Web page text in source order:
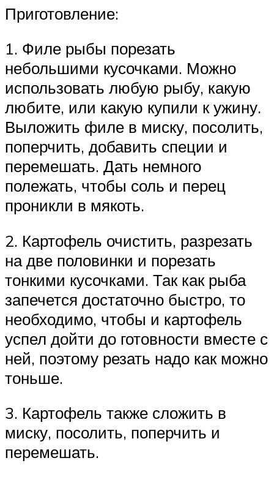
Приготовление:
1. Филе рыбы порезать
небольшими кусочками. Можно
использовать любую рыбу, какую
любите, или какую купили к ужину.
Выложить филе в миску, посолить,
поперчить, добавить специи и
перемешать. Дать немного
полежать, чтобы соль и перец
проникли в мякоть.
2. Картофель очистить, разрезать
на две половинки и порезать
тонкими кусочками. Так как рыба
запечется достаточно быстро, то
необходимо, чтобы и картофель
успел дойти до готовности вместе с
ней, поэтому резать надо как можно
тоньше.
3. Картофель также сложить в
миску, посолить, поперчить и
перемешать.